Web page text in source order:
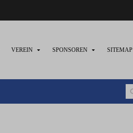
VEREIN SPONSOREN SITEMAP